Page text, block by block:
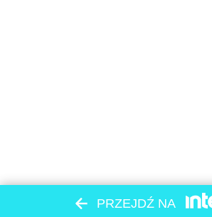
PRZEJDŹ NA